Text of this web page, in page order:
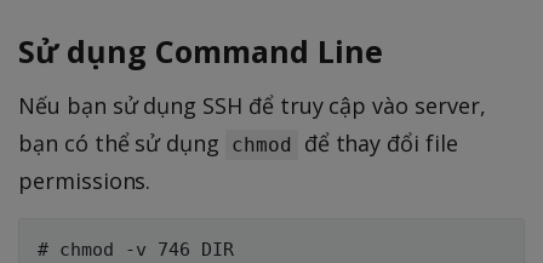
Sử dụng Command Line
Nếu bạn sử dụng SSH để truy cập vào server,
bạn có thể sử dụng
chmod
để thay đổi file
permissions.